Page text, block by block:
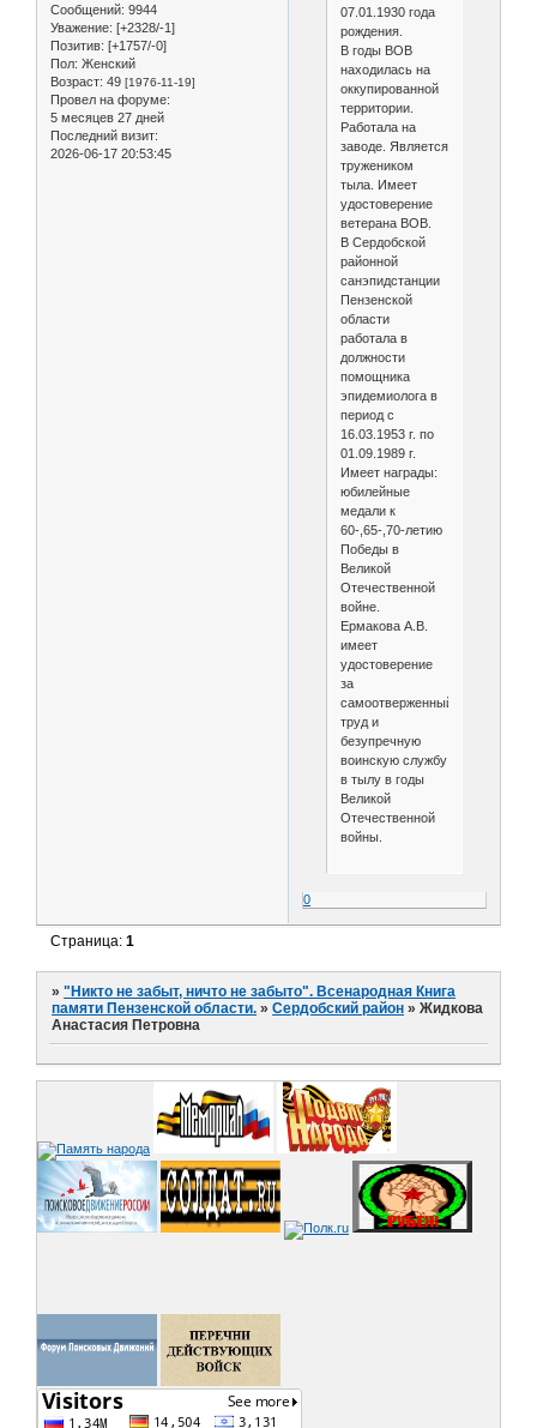
Сообщений: 9944
Уважение: [+2328/-1]
Позитив: [+1757/-0]
Пол: Женский
Возраст: 49 [1976-11-19]
Провел на форуме:
5 месяцев 27 дней
Последний визит:
2026-06-17 20:53:45
07.01.1930 года
рождения.
В годы ВОВ
находилась на
оккупированной
территории.
Работала на
заводе. Является
тружеником
тыла. Имеет
удостоверение
ветерана ВОВ.
В Сердобской
районной
санэпидстанции
Пензенской
области
работала в
должности
помощника
эпидемиолога в
период с
16.03.1953 г. по
01.09.1989 г.
Имеет награды:
юбилейные
медали к
60-,65-,70-летию
Победы в
Великой
Отечественной
войне.
Ермакова А.В.
имеет
удостоверение
за
самоотверженный
труд и
безупречную
воинскую службу
в тылу в годы
Великой
Отечественной
войны.
0
Страница:1
»"Никто не забыт, ничто не забыто". Всенародная Книга
памяти Пензенской области. »Сердобский район »Жидкова
Анастасия Петровна